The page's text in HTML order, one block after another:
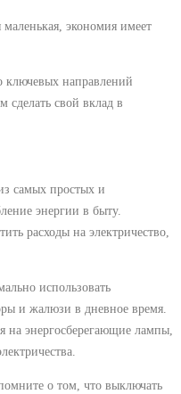
экономия имеет
ключевых направлений
сделать свой вклад в
самых простых и
энергии в быту.
расходы на электричество,
использовать
и жалюзи в дневное время.
на энергосберегающие лампы,
о том, что выключать